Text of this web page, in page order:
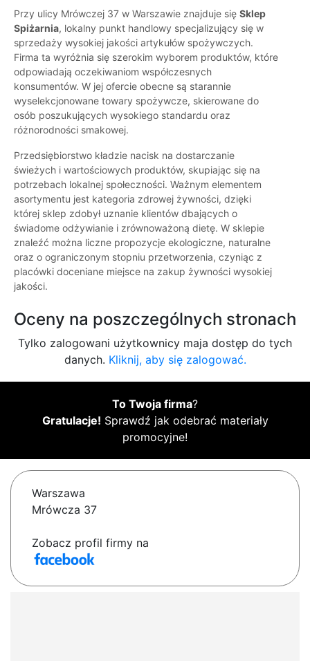
Przy ulicy Mrówczej 37 w Warszawie znajduje się Sklep
Spiżarnia, lokalny punkt handlowy specjalizujący się w
sprzedaży wysokiej jakości artykułów spożywczych.
Firma ta wyróżnia się szerokim wyborem produktów, które
odpowiadają oczekiwaniom współczesnych
konsumentów. W jej ofercie obecne są starannie
wyselekcjonowane towary spożywcze, skierowane do
osób poszukujących wysokiego standardu oraz
różnorodności smakowej.
Przedsiębiorstwo kładzie nacisk na dostarczanie
świeżych i wartościowych produktów, skupiając się na
potrzebach lokalnej społeczności. Ważnym elementem
asortymentu jest kategoria zdrowej żywności, dzięki
której sklep zdobył uznanie klientów dbających o
świadome odżywianie i zrównoważoną dietę. W sklepie
znaleźć można liczne propozycje ekologiczne, naturalne
oraz o ograniczonym stopniu przetworzenia, czyniąc z
placówki doceniane miejsce na zakup żywności wysokiej
jakości.
Oceny na poszczególnych stronach
Tylko zalogowani użytkownicy maja dostęp do tych
danych. Kliknij, aby się zalogować.
To Twoja firma?
Gratulacje! Sprawdź jak odebrać materiały
promocyjne!
Warszawa
Mrówcza 37
Zobacz profil firmy na